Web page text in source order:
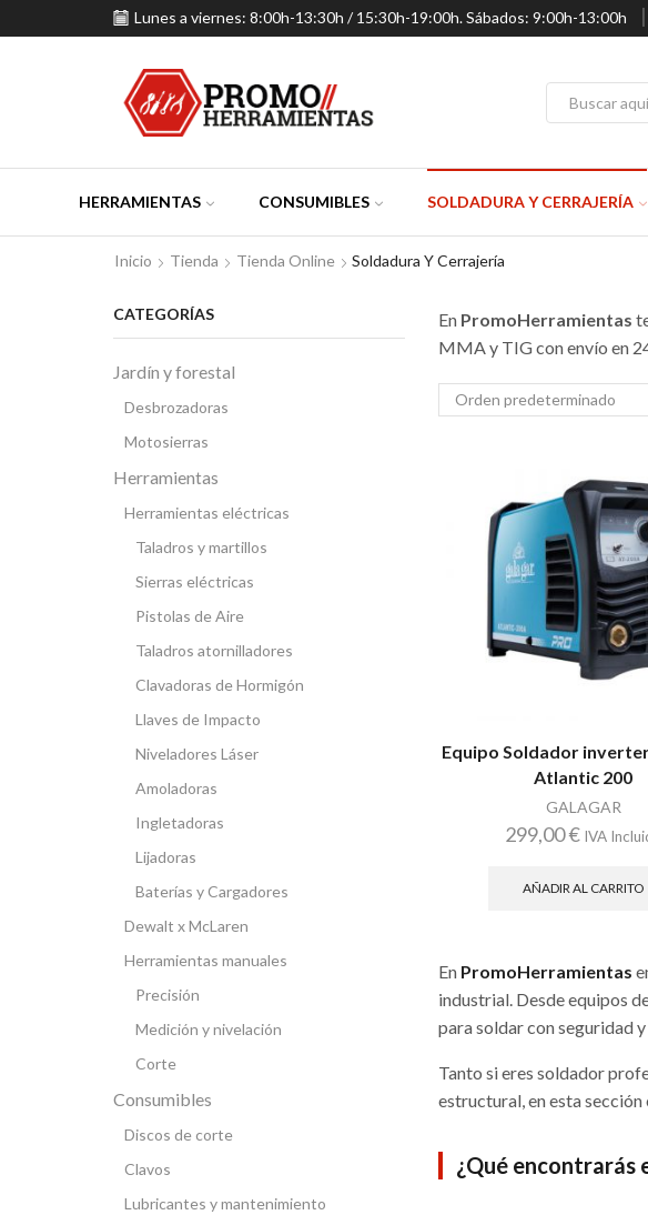
Lunes a viernes: 8:00h-13:30h / 15:30h-19:00h. Sábados: 9:00h-13:00h
HERRAMIENTAS CONSUMIBLES SOLDADURA Y CERRAJERÍA
Inicio Tienda Tienda Online Soldadura Y Cerrajería
En PromoHerramientas
MMA y TIG con envío en
Equipo Soldador
Atlantic 200
GALAGAR
299,00€ IVA
AÑADIR AL CARRITO
En PromoHerramientas
industrial. Desde equipos
para soldar con seguridad
Tanto si eres soldador
estructural, en esta
¿Qué encontrarás
CATEGORÍAS
Jardín y forestal
Desbrozadoras
Motosierras
Herramientas
Herramientas eléctricas
Taladros y martillos
Sierras eléctricas
Pistolas de Aire
Taladros atornilladores
Clavadoras de Hormigón
Llaves de Impacto
Niveladores Láser
Amoladoras
Ingletadoras
Lijadoras
Baterías y Cargadores
Dewalt x McLaren
Herramientas manuales
Precisión
Medición y nivelación
Corte
Consumibles
Discos de corte
Clavos
Lubricantes y mantenimiento